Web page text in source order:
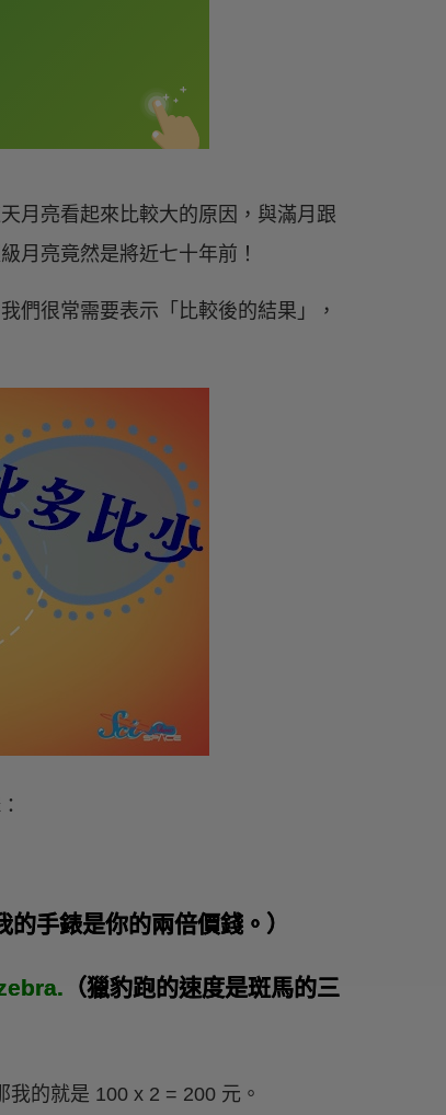
月亮看起來比較大的原因，與滿月跟
月亮竟然是將近七十年前！
們很常需要表示「比較後的結果」，
的手錶是你的兩倍價錢。）
（獵豹跑的速度是斑馬的三
的就是 100 x 2 = 200 元。